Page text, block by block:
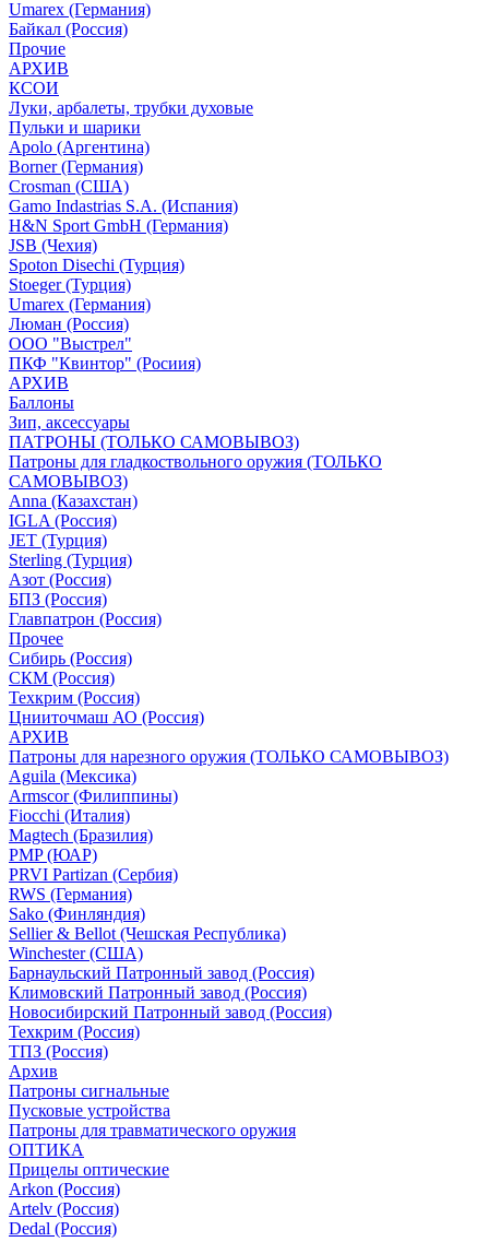
Umarex (Германия)
Байкал (Россия)
Прочие
АРХИВ
КСОИ
Луки, арбалеты, трубки духовые
Пульки и шарики
Apolo (Аргентина)
Borner (Германия)
Crosman (США)
Gamo Indastrias S.A. (Испания)
H&N Sport GmbH (Германия)
JSB (Чехия)
Spoton Disechi (Турция)
Stoeger (Турция)
Umarex (Германия)
Люман (Россия)
ООО "Выстрел"
ПКФ "Квинтор" (Росиия)
АРХИВ
Баллоны
Зип, аксессуары
ПАТРОНЫ (ТОЛЬКО САМОВЫВОЗ)
Патроны для гладкоствольного оружия (ТОЛЬКО
САМОВЫВОЗ)
Anna (Казахстан)
IGLA (Россия)
JET (Турция)
Sterling (Турция)
Азот (Россия)
БПЗ (Россия)
Главпатрон (Россия)
Прочее
Сибирь (Россия)
СКМ (Россия)
Техкрим (Россия)
Цнииточмаш АО (Россия)
АРХИВ
Патроны для нарезного оружия (ТОЛЬКО САМОВЫВОЗ)
Aguila (Мексика)
Armscor (Филиппины)
Fiocchi (Италия)
Magtech (Бразилия)
PMP (ЮАР)
PRVI Partizan (Сербия)
RWS (Германия)
Sako (Финляндия)
Sellier & Bellot (Чешская Республика)
Winchester (США)
Барнаульский Патронный завод (Россия)
Климовский Патронный завод (Россия)
Новосибирский Патронный завод (Россия)
Техкрим (Россия)
ТПЗ (Россия)
Архив
Патроны сигнальные
Пусковые устройства
Патроны для травматического оружия
ОПТИКА
Прицелы оптические
Arkon (Россия)
Artelv (Россия)
Dedal (Россия)